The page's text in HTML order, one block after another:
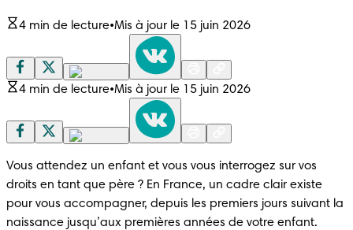
4 min de lecture•Mis à jour le 15 juin 2026
4 min de lecture•Mis à jour le 15 juin 2026
Vous attendez un enfant et vous vous interrogez sur vos
droits en tant que père ? En France, un cadre clair existe
pour vous accompagner, depuis les premiers jours suivant la
naissance jusqu’aux premières années de votre enfant.